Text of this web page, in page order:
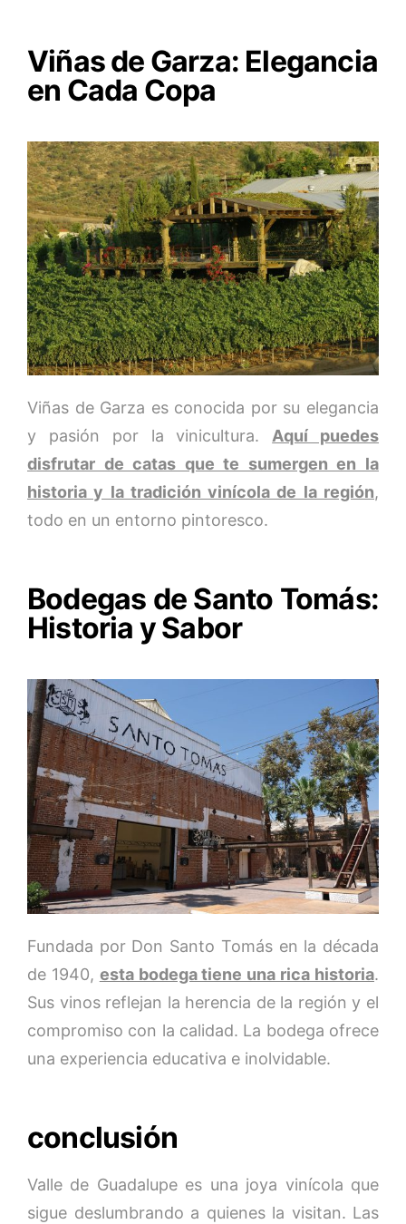
Viñas de Garza: Elegancia
en Cada Copa
Viñas de Garza es conocida por su elegancia
y pasión por la vinicultura.Aquí puedes
disfrutar de catas que te sumergen en la
historia y la tradición vinícola de la región,
todo en un entorno pintoresco.
Bodegas de Santo Tomás:
Historia y Sabor
Fundada por Don Santo Tomás en la década
de 1940, esta bodega tiene una rica historia.
Sus vinos reflejan la herencia de la región y el
compromiso con la calidad. La bodega ofrece
una experiencia educativa e inolvidable.
conclusión
Valle de Guadalupe es una joya vinícola que
sigue deslumbrando a quienes la visitan. Las